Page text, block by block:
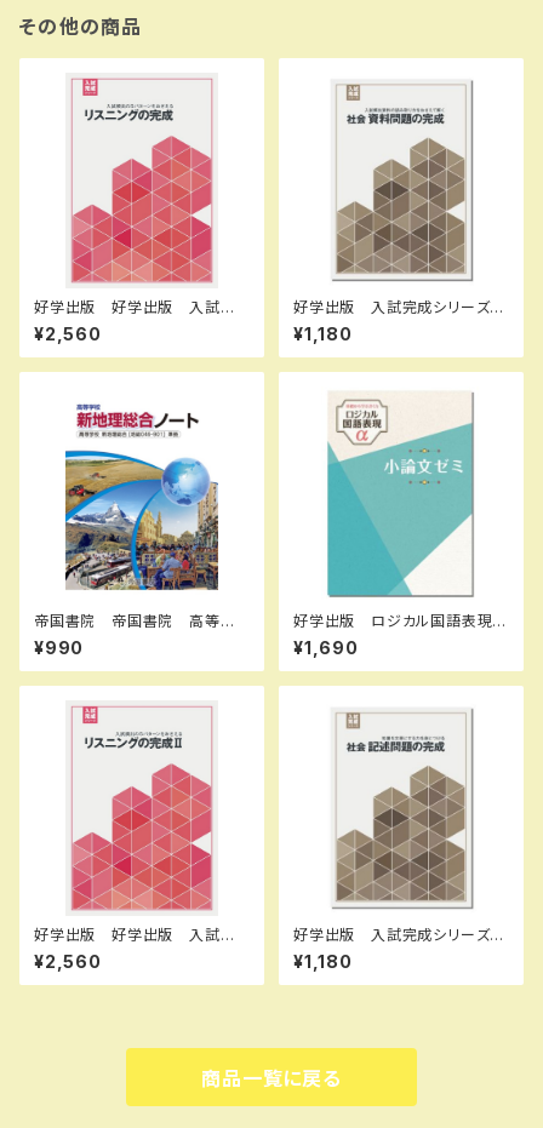
その他の商品
好学出版 好学出版 入試完
成シリーズ リスニングの完
成 CDつき 2026年度版 新
品 ISBN：004006959 ISB
¥2,560
好学出版 入試完成シリーズ
社会 資料問題の完成 2026
年度版 新品完全セット ISB
N：B0CRHVR7L7 ISBN-10：
75-081
¥1,180
帝国書院 帝国書院 高等学
校 新地理総合ノート 2026
（令和8年度版）新品 問題集本
体と別冊解答あり 新品 問題
9784807167609 ISBN-1
0：B0GW6FX5CM SKU：00
4018763
¥990
好学出版 ロジカル国語表現ア
ルファ 小論文ゼミ 2026年
度版 新品完全セット ISBN：
B0D3CJY646 ISBN-10：B
6960
¥1,690
好学出版 好学出版 入試完
成シリーズ リスニングの完成 I
I CDつき 2026年度版 新
品 ISBN：004006960 ISB
¥2,560
好学出版 入試完成シリーズ
社会 記述問題の完成 2026
年度版 新品完全セット ISB
N：B0D3B7Q6LL ISBN-10：
¥1,180
商品一覧に戻る